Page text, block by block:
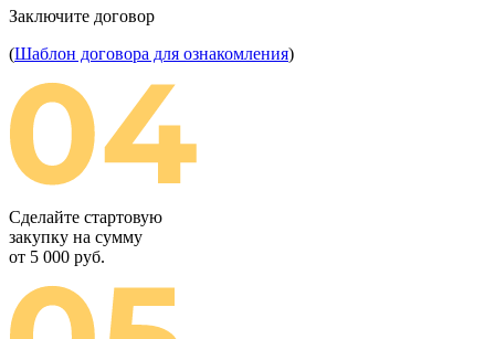
Заключите договор
(Шаблон договора для ознакомления)
Сделайте стартовую
закупку на сумму
от 5 000 руб.